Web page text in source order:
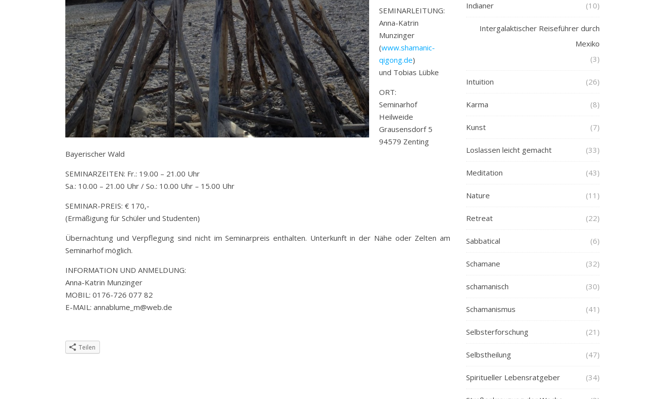
SEMINARLEITUNG:
Anna-Katrin
Munzinger
(www.shamanic-
qigong.de)
und Tobias Lübke
ORT:
Seminarhof
Heilweide
Grausensdorf 5
94579 Zenting
Bayerischer Wald
SEMINARZEITEN: Fr.: 19.00 – 21.00 Uhr
Sa.: 10.00 – 21.00 Uhr / So.: 10.00 Uhr – 15.00 Uhr
SEMINAR-PREIS: € 170,-
(Ermäßigung für Schüler und Studenten)
Übernachtung und Verpflegung sind nicht im Seminarpreis enthalten. Unterkunft in der Nähe oder Zelten am
Seminarhof möglich.
INFORMATION UND ANMELDUNG:
Anna-Katrin Munzinger
MOBIL: 0176-726 077 82
E-MAIL: annablume_m@web.de
Teilen
Indianer (10)
Intergalaktischer Reiseführer durch
Mexiko
(3)
Intuition (26)
Karma (8)
Kunst (7)
Loslassen leicht gemacht (33)
Meditation (43)
Nature (11)
Retreat (22)
Sabbatical (6)
Schamane (32)
schamanisch (30)
Schamanismus (41)
Selbsterforschung (21)
Selbstheilung (47)
Spiritueller Lebensratgeber (34)